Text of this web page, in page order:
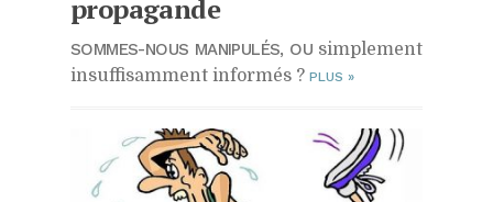
propagande
SOMMES-NOUS MANIPULÉS, OU simplement
insuffisamment informés ? PLUS »